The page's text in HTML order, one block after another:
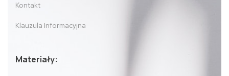
Kontakt
Klauzula Informacyjna
Materiały: